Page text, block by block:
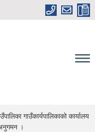
गाउँकार्यपालिकाको कार्यालय
अनुगमन ।